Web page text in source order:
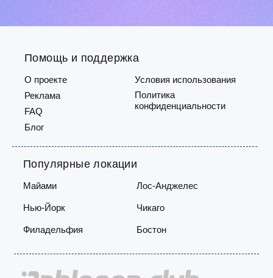
Популярные локации
Майами Лос-Анджелес
Нью-Йорк Чикаго
Филадельфия Бостон
Помощь и поддержка
О проекте
Реклама
FAQ
Блог
Условия использования
Политика
конфиденциальности